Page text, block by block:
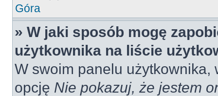
Góra
» W jaki sposób mogę
użytkownika na liście
W swoim panelu użytkownika,
opcję Nie pokazuj, że jestem